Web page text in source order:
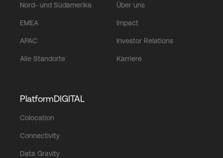
Nord- und Südamerika
EMEA
APAC
Alle Standorte
Über uns
Impact
Investor Relations
Karriere
PlatformDIGITAL
Colocation
Connectivity
Data Gravity